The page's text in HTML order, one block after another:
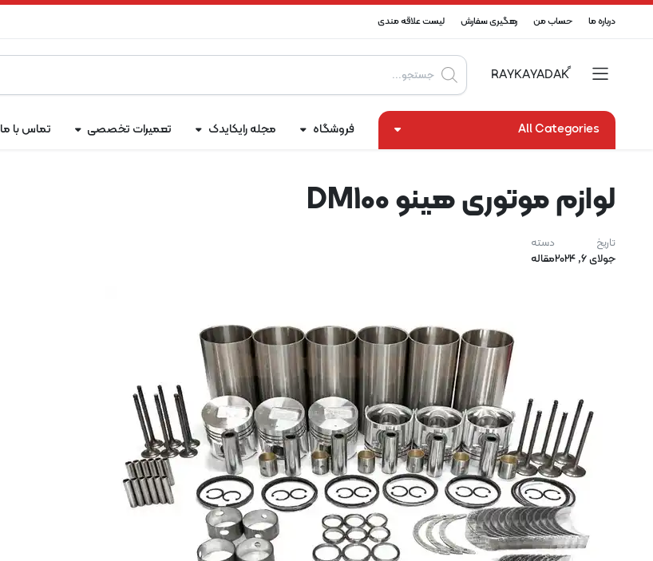
درباره ما حساب من رهگیری سفارش لیست علاقه مندی
Products
search
All Categories فروشگاه مجله رایکایدک تعمیرات تخصصی تماس با ما
لوازم موتوری هینو DM100
تاریخ
جولای 6, 2024
دسته
مقاله